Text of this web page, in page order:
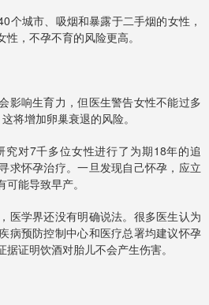
个城市、吸烟和暴露于二手烟的女性，
，不孕不育的风险更高。
影响生育力，但医生警告女性不能过多
将增加卵巢衰退的风险。
究对7千多位女性进行了为期18年的追
求怀孕治疗。一旦发现自己怀孕，应立
能导致早产。
医学界还没有明确说法。很多医生认为
病预防控制中心和医疗总署均建议怀孕
证明饮酒对胎儿不会产生伤害。